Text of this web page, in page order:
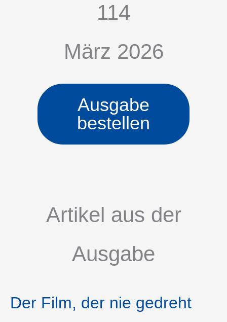
114
März 2026
Ausgabe
bestellen
Artikel aus der
Ausgabe
Der Film, der nie gedreht